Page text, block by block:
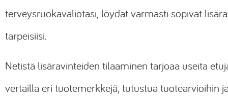
terveysruokavaliotasi, löydät varmasti sopivat
tarpeisiisi.
Netistä lisäravinteiden tilaaminen tarjoaa useita
vertailla eri tuotemerkkejä, tutustua tuotearvioihin